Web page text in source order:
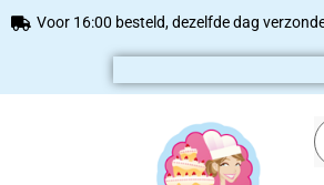
Voor 16:00 besteld, dezelfde dag